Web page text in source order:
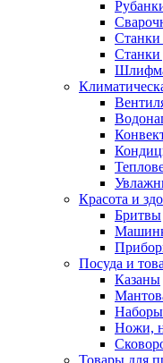
Станки
Красота и
Бритвы
Посуда и
Казаны
Ножи,
Товары для